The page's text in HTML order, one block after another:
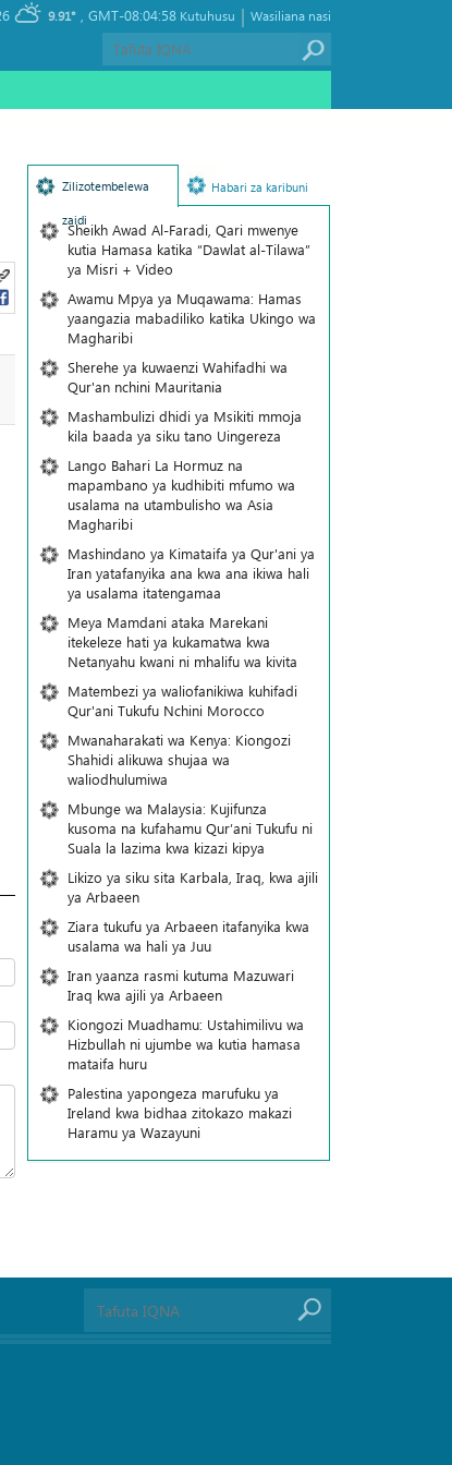
GMT-08:04:58
9.91° Wasiliana nasi
|
Kutuhusu
Zilizotembelewa
zaidi
Habari za karibuni
Sheikh Awad Al-Faradi, Qari mwenye
kutia Hamasa katika “Dawlat al-Tilawa”
ya Misri + Video
Awamu Mpya ya Muqawama: Hamas
yaangazia mabadiliko katika Ukingo wa
Magharibi
Sherehe ya kuwaenzi Wahifadhi wa
Qur'an nchini Mauritania
Mashambulizi dhidi ya Msikiti mmoja
kila baada ya siku tano Uingereza
Lango Bahari La Hormuz na
mapambano ya kudhibiti mfumo wa
usalama na utambulisho wa Asia
Magharibi
Mashindano ya Kimataifa ya Qur'ani ya
Iran yatafanyika ana kwa ana ikiwa hali
ya usalama itatengamaa
Meya Mamdani ataka Marekani
itekeleze hati ya kukamatwa kwa
Netanyahu kwani ni mhalifu wa kivita
Matembezi ya waliofanikiwa kuhifadi
Qur'ani Tukufu Nchini Morocco
Mwanaharakati wa Kenya: Kiongozi
Shahidi alikuwa shujaa wa
waliodhulumiwa
Mbunge wa Malaysia: Kujifunza
kusoma na kufahamu Qur’ani Tukufu ni
Suala la lazima kwa kizazi kipya
Likizo ya siku sita Karbala, Iraq, kwa ajili
ya Arbaeen
Ziara tukufu ya Arbaeen itafanyika kwa
usalama wa hali ya Juu
Iran yaanza rasmi kutuma Mazuwari
Iraq kwa ajili ya Arbaeen
Kiongozi Muadhamu: Ustahimilivu wa
Hizbullah ni ujumbe wa kutia hamasa
mataifa huru
Palestina yapongeza marufuku ya
Ireland kwa bidhaa zitokazo makazi
Haramu ya Wazayuni